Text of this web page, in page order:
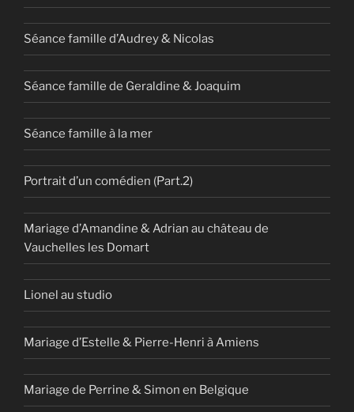
Séance famille d’Audrey & Nicolas
Séance famille de Geraldine & Joaquim
Séance famille à la mer
Portrait d’un comédien (Part.2)
Mariage d’Amandine & Adrian au château de
Vauchelles les Domart
Lionel au studio
Mariage d’Estelle & Pierre-Henri à Amiens
Mariage de Perrine & Simon en Belgique